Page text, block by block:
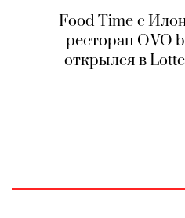
Food Time c
ресторан OVO
открылся в